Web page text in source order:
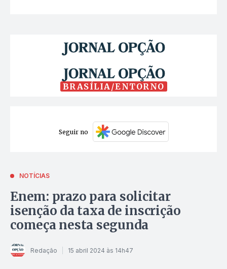
BRASÍLIA/ENTORNO
Seguir no
NOTÍCIAS
Enem: prazo para solicitar
isenção da taxa de inscrição
começa nesta segunda
Redação 15 abril 2024 às 14h47